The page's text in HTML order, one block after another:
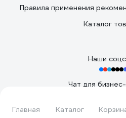
Главная Каталог
Правила применения
Каталог
Наши
Чат для
Вы принимаете условия